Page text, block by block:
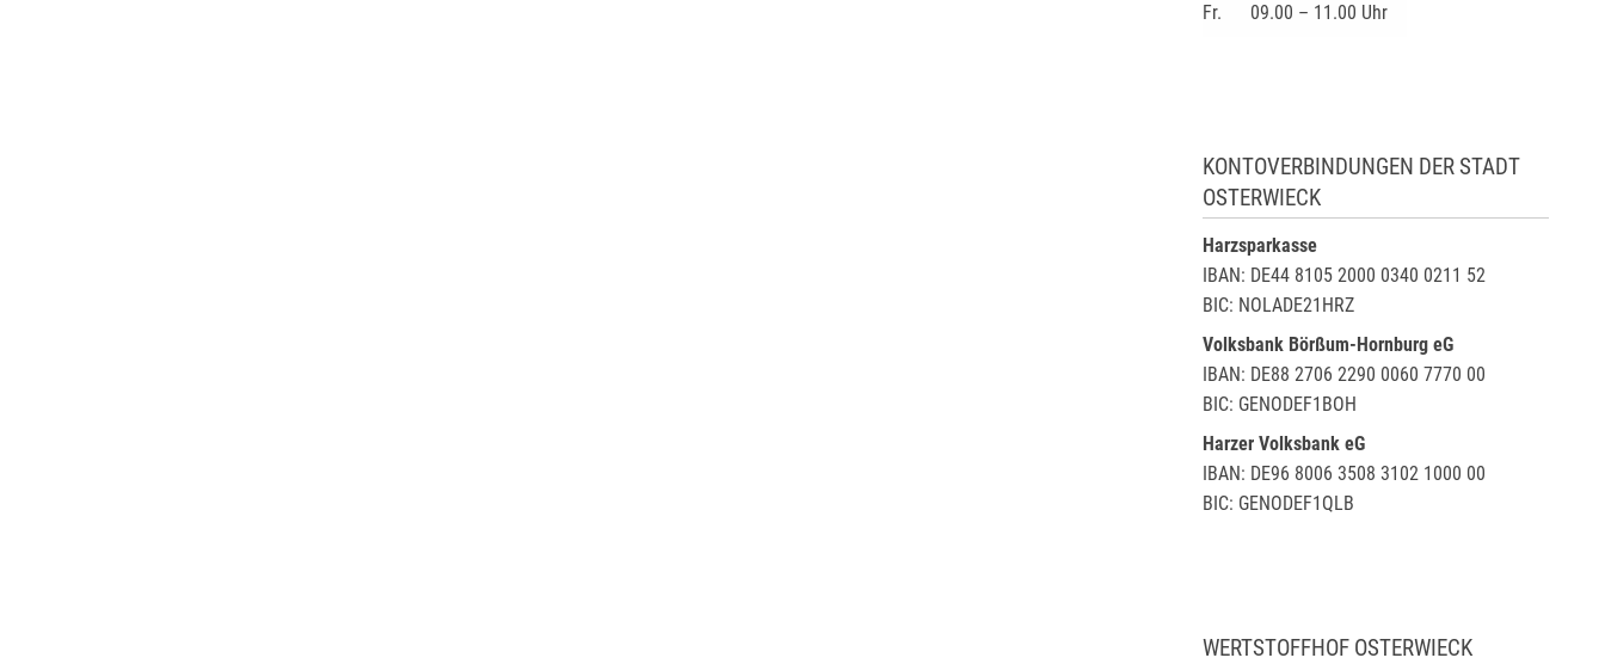
Fr. 09.00 – 11.00 Uhr
KONTOVERBINDUNGEN DER STADT
OSTERWIECK
Harzsparkasse
IBAN: DE44 8105 2000 0340 0211 52
BIC: NOLADE21HRZ
Volksbank Börßum-Hornburg eG
IBAN: DE88 2706 2290 0060 7770 00
BIC: GENODEF1BOH
Harzer Volksbank eG
IBAN: DE96 8006 3508 3102 1000 00
BIC: GENODEF1QLB
WERTSTOFFHOF OSTERWIECK